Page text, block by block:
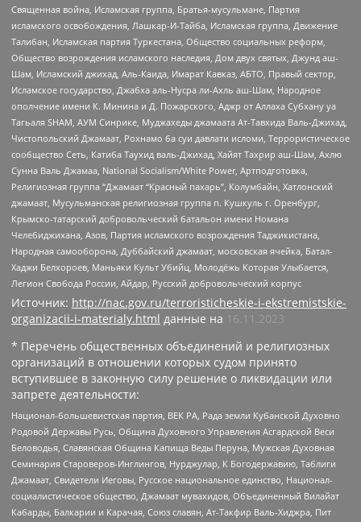
Священная война, Исламская группа, Братья-мусульмане, Партия
исламского освобождения, Лашкар-И-Тайба, Исламская группа, Движение
Талибан, Исламская партия Туркестана, Общество социальных реформ,
Общество возрождения исламского наследия, Дом двух святых, Джунд аш-
Шам, Исламский джихад, Аль-Каида, Имарат Кавказ, АБТО, Правый сектор,
Исламское государство, Джабха аль-Нусра ли-Ахль аш-Шам, Народное
ополчение имени К. Минина и Д. Пожарского, Аджр от Аллаха Субхану уа
Тагьаля SHAM, АУМ Синрике, Муджахеды джамаата Ат-Тавхида Валь-Джихад,
Чистопольский Джамаат, Рохнамо ба суи давлати исломи, Террористическое
сообщество Сеть, Катиба Таухид валь-Джихад, Хайят Тахрир аш-Шам, Ахлю
Сунна Валь Джамаа, National Socialism/White Power, Артподготовка,
Религиозная группа “Джамаат “Красный пахарь”, Колумбайн, Хатлонский
джамаат, Мусульманская религиозная группа п. Кушкуль г. Оренбург,
Крымско-татарский добровольческий батальон имени Номана
Челебиджихана, Азов, Партия исламского возрождения Таджикистана,
Народная самооборона, Дуббайский джамаат, московская ячейка, Батал-
Хаджи Белхороев, Маньяки Культ Убийц, Молодёжь Которая Улыбается,
Легион Свобода России, Айдар, Русский добровольческий корпус
Источник: http://nac.gov.ru/terroristicheskie-i-ekstremistskie-
organizacii-i-materialy.html данные на 16.11.2023
* Перечень общественных объединений и религиозных
организаций в отношении которых судом принято
вступившее в законную силу решение о ликвидации или
запрете деятельности:
Национал-большевистская партия, ВЕК РА, Рада земли Кубанской Духовно
Родовой Державы Русь, Община Духовного Управления Асгардской Веси
Беловодья, Славянская Община Капища Веды Перуна, Мужская Духовная
Семинария Староверов-Инглингов, Нурджулар, К Богодержавию, Таблиги
Джамаат, Свидетели Иеговы, Русское национальное единство, Национал-
социалистическое общество, Джамаат мувахидов, Объединенный Вилайат
Кабарды, Балкарии и Карачая, Союз славян, Ат-Такфир Валь-Хиджра, Пит